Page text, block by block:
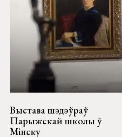
Выстава шэдэўраў
Парыжскай школы ў
Мінску